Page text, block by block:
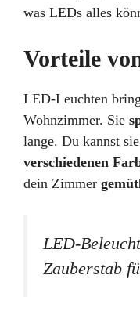
was LEDs alles
Vorteile
LED-Leuchten
Wohnzimmer. Sie
lange. Du kannst
verschiedenen
dein Zimmer
LED-
Zauberstab